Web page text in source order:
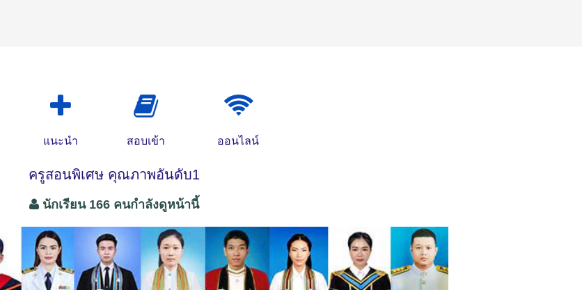
แนะนำ สอบเข้า ออนไลน์
ครูสอนพิเศษ คุณภาพอันดับ1
นักเรียน 166 คนกำลังดูหน้านี้